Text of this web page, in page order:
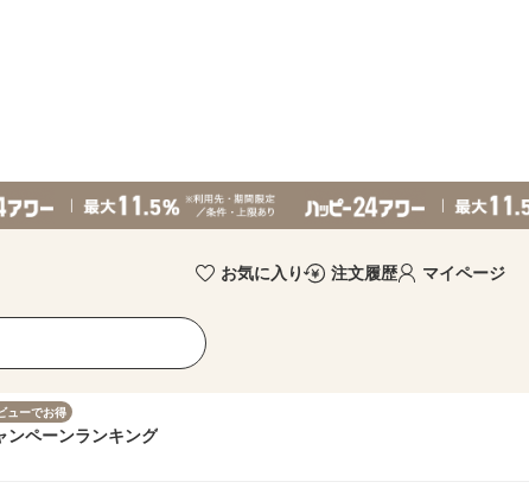
お気に入り 注文履歴 マイページ
ューでお得
ンペーンランキング